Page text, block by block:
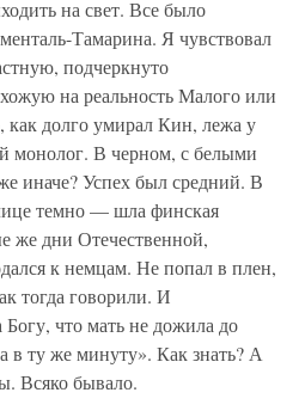
на свет. Все было
Тамарина. Я чувствовал
подчеркнуто
на реальность Малого или
долго умирал Кин, лежа у
монолог. В черном, с белыми
иначе? Успех был средний. В
темно — шла финская
же дни Отечественной,
к немцам. Не попал в плен,
тогда говорили. И
что мать не дожила до
в ту же минуту». Как знать? А
Всяко бывало.